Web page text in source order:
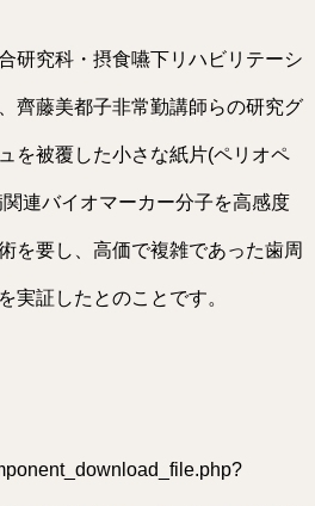
研究科・摂食嚥下リハビリテーシ
齊藤美都子非常勤講師らの研究グ
を被覆した小さな紙片(ペリオペ
連バイオマーカー分子を高感度
を要し、高価で複雑であった歯周
実証したとのことです。